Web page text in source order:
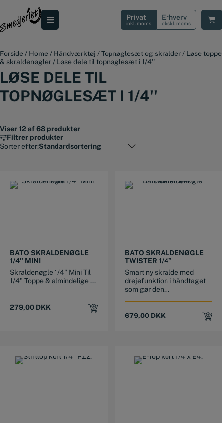
indholdet
Privat
inkl. moms
Erhverv
ekskl. moms
Forside / Home / Håndværktøj /Topnøglesæt og skralder / Løse toppe
& skraldenøgler / Løse dele til topnøglesæt i 1/4''
LØSE DELE TIL
TOPNØGLESÆT I 1/4''
Viser 12 af 68 produkter
Filtrer produkter
Sorter efter:
BATO SKRALDENØGLE
1/4″ MINI
Skraldenøgle 1/4" Mini Til
1/4" Toppe & almindelige ...
279,00 DKK
BATO SKRALDENØGLE
TWISTER 1/4”
Smart ny skralde med
drejefunktion i håndtaget
som gør den...
679,00 DKK